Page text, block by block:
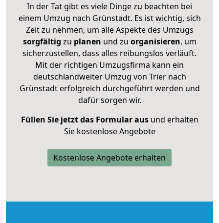
In der Tat gibt es viele Dinge zu beachten bei
einem Umzug nach Grünstadt. Es ist wichtig, sich
Zeit zu nehmen, um alle Aspekte des Umzugs
sorgfältig zu planen und zu organisieren, um
sicherzustellen, dass alles reibungslos verläuft.
Mit der richtigen Umzugsfirma kann ein
deutschlandweiter Umzug von Trier nach
Grünstadt erfolgreich durchgeführt werden und
dafür sorgen wir.
Füllen Sie jetzt das Formular ausund erhalten
Sie kostenlose Angebote
Kostenlose Angebote erhalten